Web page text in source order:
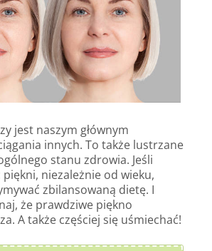
jest naszym głównym
innych. To także lustrzane
stanu zdrowia. Jeśli
niezależnie od wieku,
zbilansowaną dietę. I
że prawdziwe piękno
A także częściej się uśmiechać!